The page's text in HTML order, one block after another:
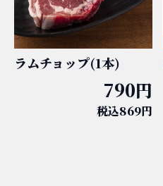
ラムチョップ(1本)
790円
税込869円